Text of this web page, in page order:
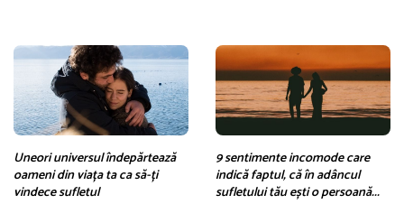
Uneori universul îndepărtează
oameni din viața ta ca să-ți
vindece sufletul
9 sentimente incomode care
indică faptul, că în adâncul
sufletului tău ești o persoană...